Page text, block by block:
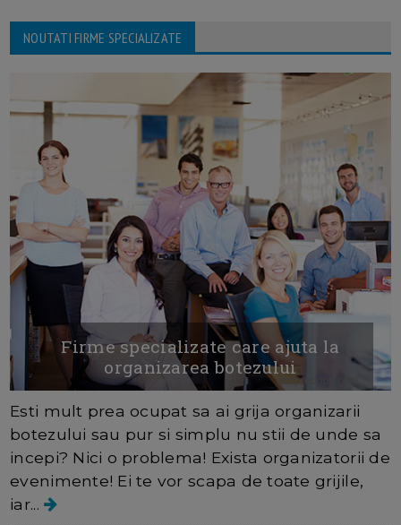
NOUTATI FIRME SPECIALIZATE
Firme specializate care ajuta la
organizarea botezului
Esti mult prea ocupat sa ai grija organizarii
botezului sau pur si simplu nu stii de unde sa
incepi? Nici o problema! Exista organizatorii de
evenimente! Ei te vor scapa de toate grijile,
iar...